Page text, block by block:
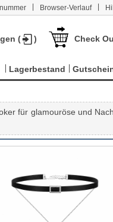
Browser-Verlauf
( ) Check
Lagerbestand
für glamouröse und